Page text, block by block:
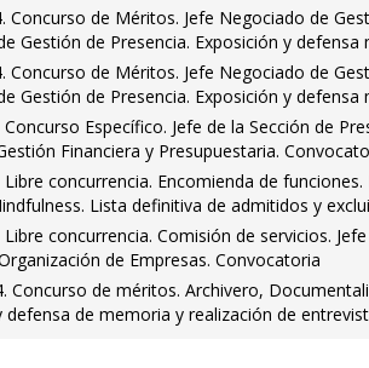
Concurso de Méritos. Jefe Negociado de
Gestión de Presencia. Exposición y defensa
Concurso de Méritos. Jefe Negociado de
Gestión de Presencia. Exposición y defensa
Concurso Específico. Jefe de la Sección de
Financiera y Presupuestaria.
Libre concurrencia. Encomienda de
Lista definitiva de admitidos y
Libre concurrencia. Comisión de servicios.
de Empresas. Convocatoria
Concurso de méritos. Archivero,
defensa de memoria y realización de